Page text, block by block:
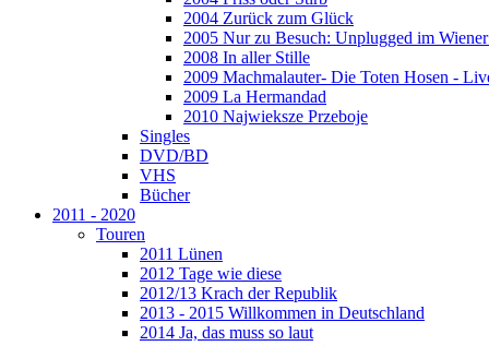
2004 Zurück zum Glück
2005 Nur zu Besuch: Unplugged im
2008 In aller Stille
2009 Machmalauter- Die Toten Hosen -
2009 La Hermandad
2010 Najwieksze Przeboje
Singles
DVD/BD
VHS
Bücher
2011 - 2020
Touren
2011 Lünen
2012 Tage wie diese
2012/13 Krach der Republik
2013 - 2015 Willkommen in Deutschland
2014 Ja, das muss so laut